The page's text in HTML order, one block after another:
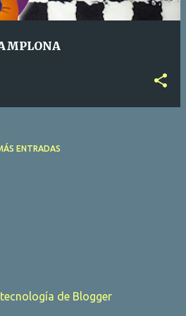
ENTRADAS
de Blogger